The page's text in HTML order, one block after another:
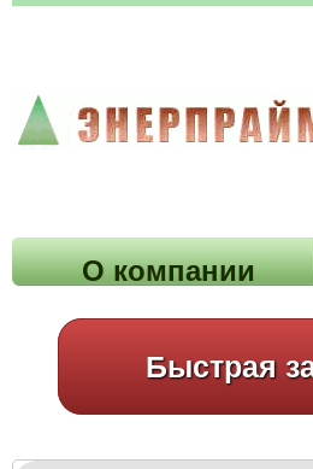
О компании
Быстрая